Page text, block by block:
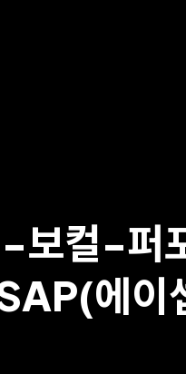
보컬-퍼
에이